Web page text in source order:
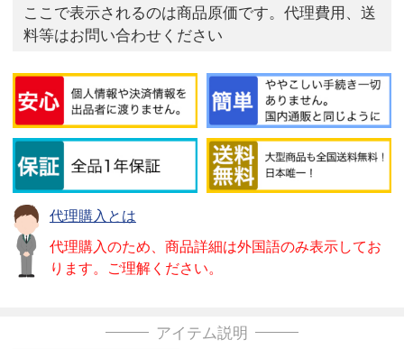
ここで表示されるのは商品原価です。代理費用、送
料等はお問い合わせください
代理購入とは
代理購入のため、商品詳細は外国語のみ表示してお
ります。ご理解ください。
アイテム説明